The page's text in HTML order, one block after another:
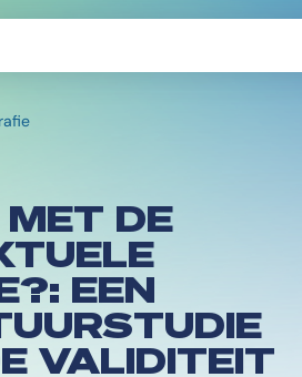
DE
EEN
VALIDITEIT